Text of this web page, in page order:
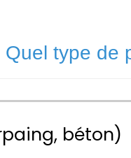
Quel type de
béton)